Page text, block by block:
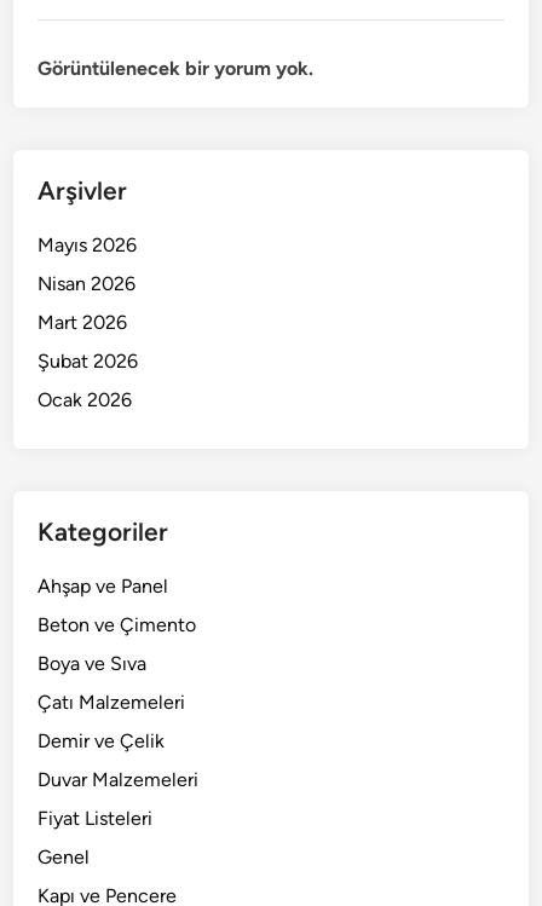
Görüntülenecek bir yorum yok.
Arşivler
Mayıs 2026
Nisan 2026
Mart 2026
Şubat 2026
Ocak 2026
Kategoriler
Ahşap ve Panel
Beton ve Çimento
Boya ve Sıva
Çatı Malzemeleri
Demir ve Çelik
Duvar Malzemeleri
Fiyat Listeleri
Genel
Kapı ve Pencere